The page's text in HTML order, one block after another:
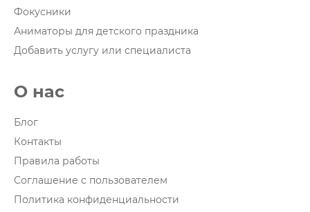
Фокусники
Аниматоры для детского праздника
Добавить услугу или специалиста
О нас
Блог
Контакты
Правила работы
Соглашение с пользователем
Политика конфиденциальности